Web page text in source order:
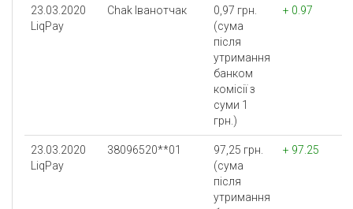
23.03.2020
LiqPay
Chak Іванотчак
0,97 грн.
(сума
після
утримання
банком
комісії з
суми 1
грн.)
+ 0.97
23.03.2020
LiqPay
38096520**01
97,25 грн.
(сума
після
утримання
+ 97.25